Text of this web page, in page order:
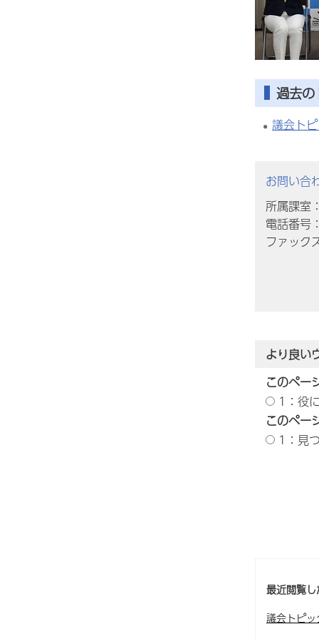
過去
議会ト
お問い合
所属課室
電話番
ファッ
より良い
このペー
1：役
このペー
1：見
最近閲覧
議会トピ